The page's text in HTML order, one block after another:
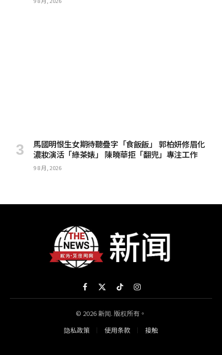
馬國明恨生女期待聽疊字「食飯飯」 郭柏妍修眉化
濃妝演活「綠茶婊」 陳曉華拒「翻兜」專注工作
9 8 月, 2026
Facebook
X
(Twitter)
TikTokInstagram
© 2026 新闻. 版权所有。
隐私政策
使用条款 接触